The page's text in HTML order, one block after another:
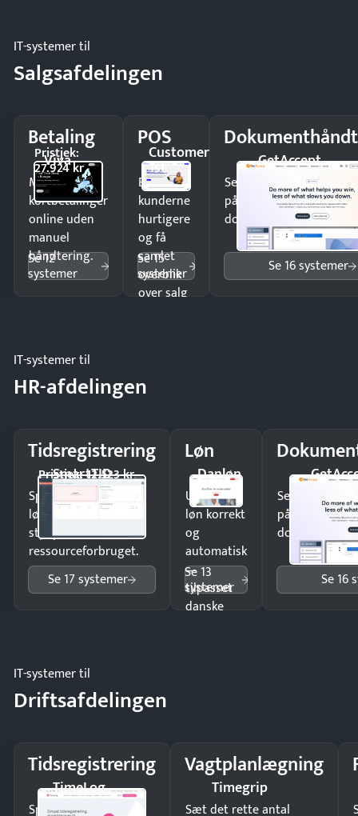
IT-systemer til
Salgsafdelingen
Betaling
Viva
Pristjek:
27.924 kr
Modtag
kortbetalinger
online uden
manuel
håndtering.
Se 12
systemer
POS
Customer
1st
Ekspedér
kunderne
hurtigere
og få
samlet
overblik
over salg
Se 15
systemer
GetAccept
Send kontrakter til
på minutter og mist
dokumenter.
Se 16 systemer
IT-systemer til
HR-afdelingen
Tidsregistrering
SmartTID
Pristjek: 12.523 kr
Spar tid på
lønberegning og få
styr på
ressourceforbruget.
Se 17 systemer
Løn
Danløn
Udbetal
løn korrekt
og
automatisk
—
tilpasset
danske
Se 13
systemer
Send
på minutter
dokumenter.
Se 16
IT-systemer til
Driftsafdelingen
Tidsregistrering
TimeLog
Spar tid på
Vagtplanlægning
Timegrip
Sæt det rette antal